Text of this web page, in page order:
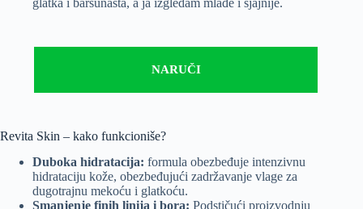
NARUČI
Revita Skin – kako funkcioniše?
Duboka hidratacija: formula obezbeđuje intenzivnu
hidrataciju kože, obezbeđujući zadržavanje vlage za
dugotrajnu mekoću i glatkoću.
Smanjenje finih linija i bora: Podstičući proizvodnju